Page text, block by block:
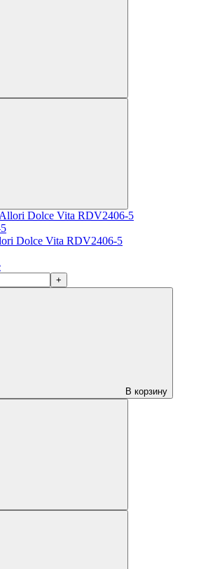
Dolce Vita RDV2406-5
+
В корзину